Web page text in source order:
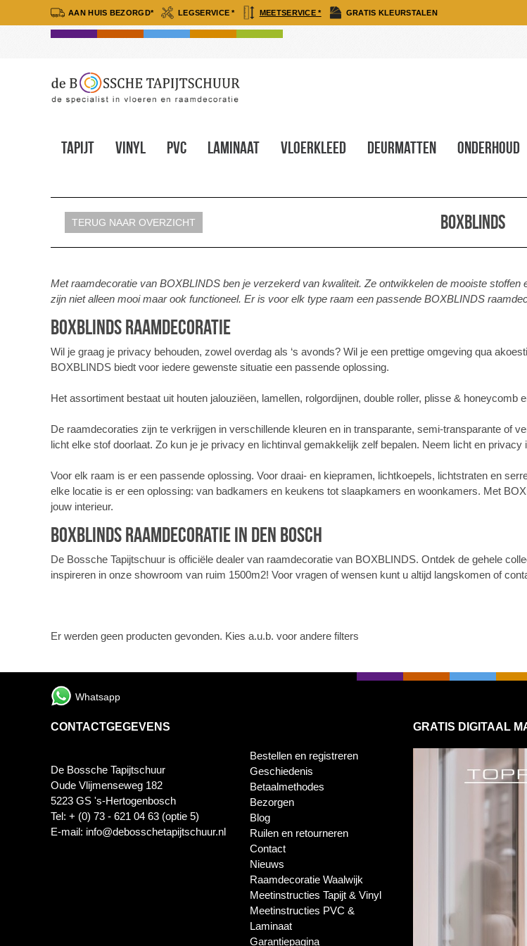
AAN HUIS BEZORGD* LEGSERVICE * MEETSERVICE * GRATIS KLEURSTALEN
Tapijt Vinyl Pvc Laminaat Vloerkleed Deurmatten Onderhoud
TERUG NAAR OVERZICHT BOXBLINDS
Met raamdecoratie van BOXBLINDS ben je verzekerd van kwaliteit. Ze ontwikkelen de mooiste
zijn niet alleen mooi maar ook functioneel. Er is voor elk type raam een passende BOXBLINDS
BOXBLINDS raamdecoratie
Wil je graag je privacy behouden, zowel overdag als ‘s avonds? Wil je een prettige omgeving qua
BOXBLINDS biedt voor iedere gewenste situatie een passende oplossing.
Het assortiment bestaat uit houten jalouziëen, lamellen, rolgordijnen, double roller, plisse & honeycomb
De raamdecoraties zijn te verkrijgen in verschillende kleuren en in transparante, semi-transparante of
licht elke stof doorlaat. Zo kun je je privacy en lichtinval gemakkelijk zelf bepalen. Neem licht en
Voor elk raam is er een passende oplossing. Voor draai- en kiepramen, lichtkoepels, lichtstraten en
elke locatie is er een oplossing: van badkamers en keukens tot slaapkamers en woonkamers. Met
jouw interieur.
BOXBLINDS raamdecoratie in Den Bosch
De Bossche Tapijtschuur is officiële dealer van raamdecoratie van BOXBLINDS. Ontdek de gehele
inspireren in onze showroom van ruim 1500m2! Voor vragen of wensen kunt u altijd langskomen of
Er werden geen producten gevonden. Kies a.u.b. voor andere filters
Whatsapp
CONTACTGEGEVENS
De Bossche Tapijtschuur
Oude Vlijmenseweg 182
5223 GS 's-Hertogenbosch
Tel: + (0) 73 - 621 04 63 (optie 5)
E-mail: info@debosschetapijtschuur.nl
Bestellen en registreren
Geschiedenis
Betaalmethodes
Bezorgen
Blog
Ruilen en retourneren
Contact
Nieuws
Raamdecoratie Waalwijk
Meetinstructies Tapijt & Vinyl
Meetinstructies PVC &
Laminaat
Garantiepagina
GRATIS DIGITAAL